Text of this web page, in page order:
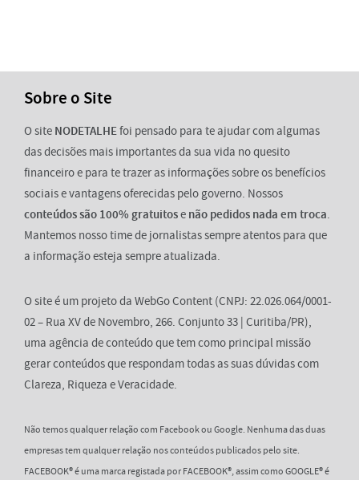
Sobre o Site
O site NODETALHEfoi pensado para te ajudar com algumas
das decisões mais importantes da sua vida no quesito
financeiro e para te trazer as informações sobre os benefícios
sociais e vantagens oferecidas pelo governo. Nossos
conteúdos são 100% gratuitose não pedidos nada em troca.
Mantemos nosso time de jornalistas sempre atentos para que
a informação esteja sempre atualizada.
O site é um projeto da WebGo Content (CNPJ: 22.026.064/0001-
02 – Rua XV de Novembro, 266. Conjunto 33 | Curitiba/PR),
uma agência de conteúdo que tem como principal missão
gerar conteúdos que respondam todas as suas dúvidas com
Clareza, Riqueza e Veracidade.
Não temos qualquer relação com Facebook ou Google. Nenhuma das duas
empresas tem qualquer relação nos conteúdos publicados pelo site.
FACEBOOK® é uma marca registada por FACEBOOK®, assim como GOOGLE® é